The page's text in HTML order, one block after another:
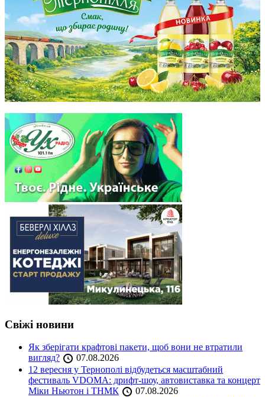
Свіжі новини
Як зберігати крафтові пакети, щоб вони не втратили
вигляд?
07.08.2026
12 вересня у Тернополі відбудеться масштабний
фестиваль VDOMA: дрифт-шоу, автовиставка та концерт
Міки Ньютон і ТНМК
07.08.2026